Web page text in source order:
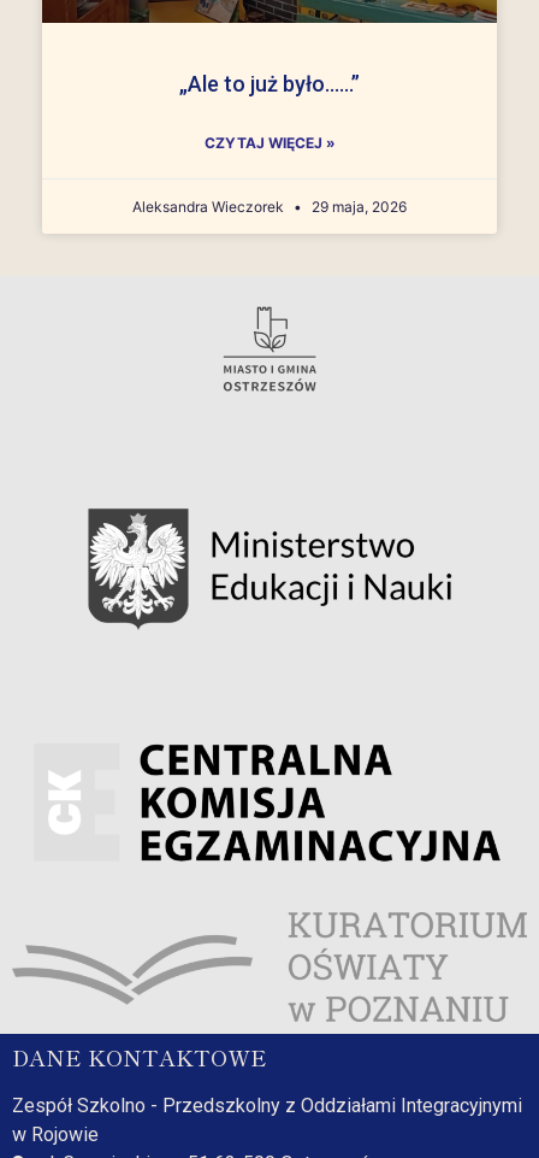
„Ale to już było……”
CZYTAJ WIĘCEJ »
Aleksandra Wieczorek 29 maja, 2026
DANE KONTAKTOWE
Zespół Szkolno - Przedszkolny z Oddziałami Integracyjnymi
w Rojowie